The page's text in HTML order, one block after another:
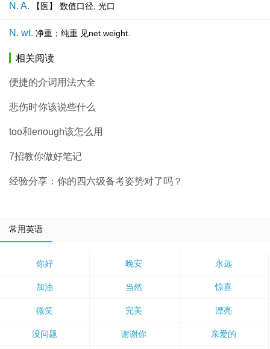
N. A. 【医】 数值口径, 光口
N. wt. 净重；纯重 见net weight.
相关阅读
便捷的介词用法大全
悲伤时你该说些什么
too和enough该怎么用
7招教你做好笔记
经验分享：你的四六级备考姿势对了吗？
常用英语
你好 晚安 永远
加油 当然 惊喜
微笑 完美 漂亮
没问题 谢谢你 亲爱的